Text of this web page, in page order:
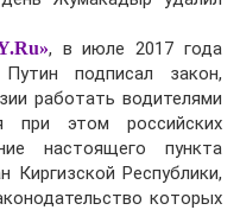
, в июле 2017 года
подписал закон,
работать водителями
этом российских
настоящего пункта
Киргизской Республики,
которых